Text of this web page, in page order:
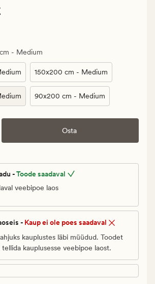
€
- Medium
150x200 cm - Medium
90x200 cm - Medium
Osta
-Toode saadaval
veebipoe laos
- Kaup ei ole poes saadaval
kauplustes läbi müüdud. Toodet
kauplusesse veebipoe laost.